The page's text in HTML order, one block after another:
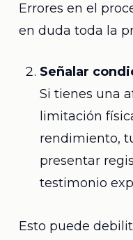
Errores en el
en duda toda la
Señalar
Si tienes una
limitación
rendimiento,
presentar
testimonio
Esto puede